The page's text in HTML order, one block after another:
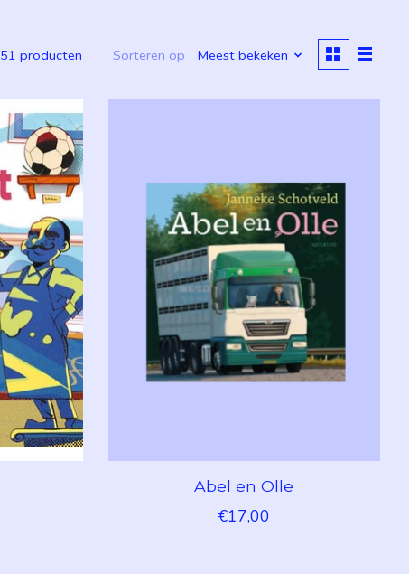
51 producten Sorteren op Meest bekeken
Abel en Olle
€17,00